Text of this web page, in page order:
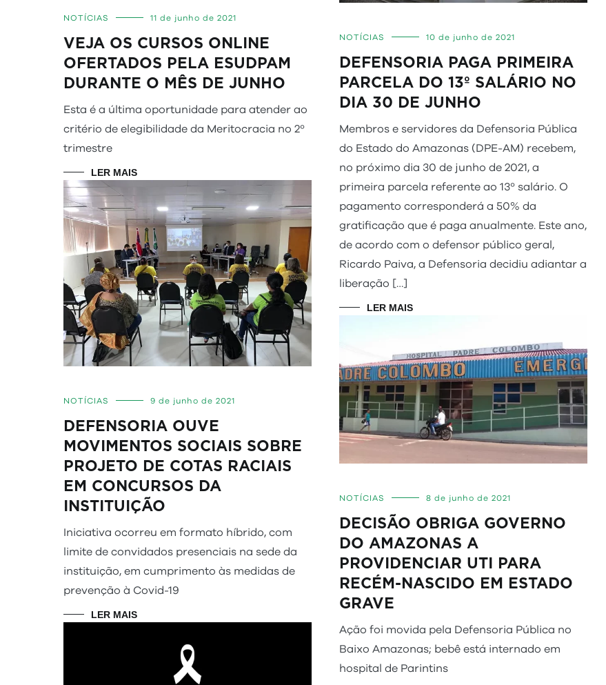
NOTÍCIAS 11 de junho de 2021
VEJA OS CURSOS ONLINE
OFERTADOS PELA ESUDPAM
DURANTE O MÊS DE JUNHO
Esta é a última oportunidade para atender ao
critério de elegibilidade da Meritocracia no 2º
trimestre
LER MAIS
NOTÍCIAS 10 de junho de 2021
DEFENSORIA PAGA PRIMEIRA
PARCELA DO 13º SALÁRIO NO
DIA 30 DE JUNHO
Membros e servidores da Defensoria Pública
do Estado do Amazonas (DPE-AM) recebem,
no próximo dia 30 de junho de 2021, a
primeira parcela referente ao 13º salário. O
pagamento corresponderá a 50% da
gratificação que é paga anualmente. Este ano,
de acordo com o defensor público geral,
Ricardo Paiva, a Defensoria decidiu adiantar a
liberação […]
LER MAIS
NOTÍCIAS 9 de junho de 2021
DEFENSORIA OUVE
MOVIMENTOS SOCIAIS SOBRE
PROJETO DE COTAS RACIAIS
EM CONCURSOS DA
INSTITUIÇÃO
Iniciativa ocorreu em formato híbrido, com
limite de convidados presenciais na sede da
instituição, em cumprimento às medidas de
prevenção à Covid-19
LER MAIS
NOTÍCIAS 8 de junho de 2021
DECISÃO OBRIGA GOVERNO
DO AMAZONAS A
PROVIDENCIAR UTI PARA
RECÉM-NASCIDO EM ESTADO
GRAVE
Ação foi movida pela Defensoria Pública no
Baixo Amazonas; bebê está internado em
hospital de Parintins